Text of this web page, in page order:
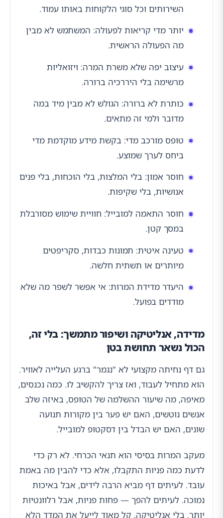
השירותים וכל סוגי הלקוחות באותו עמוד.
יותר מדי קריאות לפעולה: המשתמש לא מבין
מה הפעולה הראשית.
עיצוב יפה שלא משרת המרה: ויזואליות
מרשימה בלי היררכיה ברורה.
כותרת לא ברורה: הגולש לא מבין מיד במה
מדובר ולמי זה מתאים.
טופס מורכב מדי: בקשת מידע מוקדמת מדי
ביחס לערך שמוצע.
חוסר אמון: בלי המלצות, בלי הוכחות, בלי פנים
אנושיות, בלי שקיפות.
חוסר התאמה למובייל: חוויית שימוש מסורבלת
במסך קטן.
טעינה איטית: תמונות כבדות, סקריפטים
מיותרים או תשתית חלשה.
היעדר מדידת המרות: אי אפשר לשפר מה שלא
מודדים בפועל.
מדידה, אנליטיקה ושיפור מתמשך: בלי זה,
הכול נשאר תחושת בטן
גם דף נחיתה מקצועי לא "נגמר" ברגע העלייה לאוויר.
הוא מתחיל לעבוד, ואז צריך להקשיב לו. כמה נכנסים,
מאיפה, מה שיעור ההשלמה של הטופס, באיזה שלב
אנשים נוטשים, האם יש פער בין מקורות תנועה
שונים, האם יש הבדל בין דסקטופ למובייל.
מעקב המרות בסיסי הוא תנאי הכרחי. לא רק כדי
לדעת כמה פניות התקבלו, אלא כדי להבין מה באמת
עובד. לעיתים דף מביא הרבה לידים, אבל באיכות
נמוכה. לעיתים להפך — פחות פניות, אבל רלוונטיות
יותר. בלי אנליטיקה, קל מאוד לייעל את המדד הלא